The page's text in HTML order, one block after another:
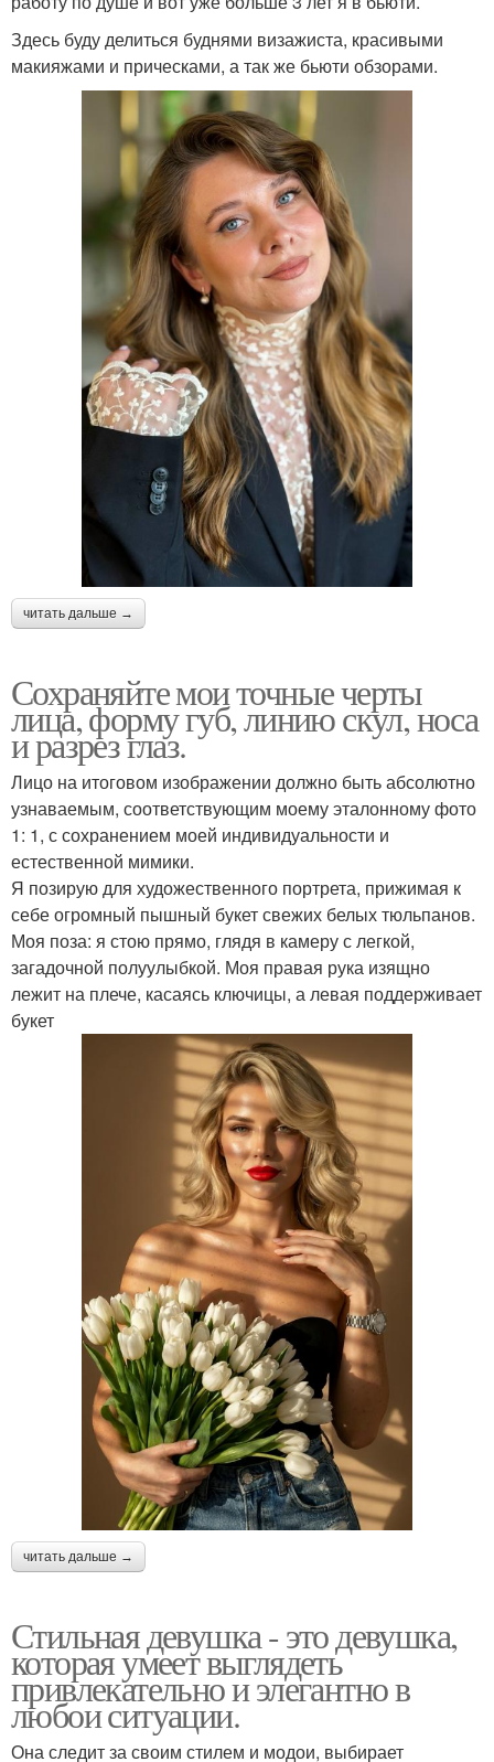
Здесь буду делиться буднями визажиста, красивыми
макияжами и прическами, а так же бьюти обзорами.
читать дальше →
Сохраняйте мои точные черты
лица, форму губ, линию скул, носа
и разрез глаз.
Лицо на итоговом изображении должно быть абсолютно
узнаваемым, соответствующим моему эталонному фото
1: 1, с сохранением моей индивидуальности и
естественной мимики.
Я позирую для художественного портрета, прижимая к
себе огромный пышный букет свежих белых тюльпанов.
Моя поза: я стою прямо, глядя в камеру с легкой,
загадочной полуулыбкой. Моя правая рука изящно
лежит на плече, касаясь ключицы, а левая поддерживает
букет
читать дальше →
Стильная девушка - это девушка,
которая умеет выглядеть
привлекательно и элегантно в
любои ситуации.
Она следит за своим стилем и модои, выбирает